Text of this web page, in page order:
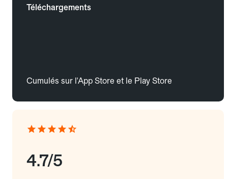
Téléchargements
Cumulés sur l'App Store et le Play Store
4.7/5